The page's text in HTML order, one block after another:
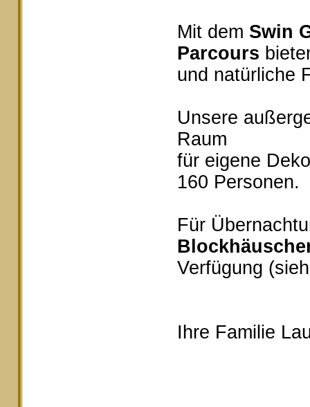
Mit dem Swin
Parcours
und natürliche
Unsere
Raum
für eigene
160 Personen.
Für
Verfügung
Ihre Familie